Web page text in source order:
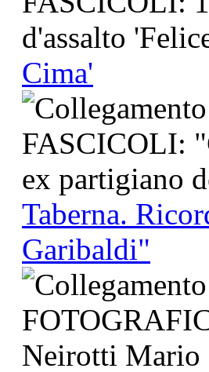
Cima'
Taberna.
Garibaldi"